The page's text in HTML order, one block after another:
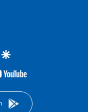
twittergoogle
youtube-